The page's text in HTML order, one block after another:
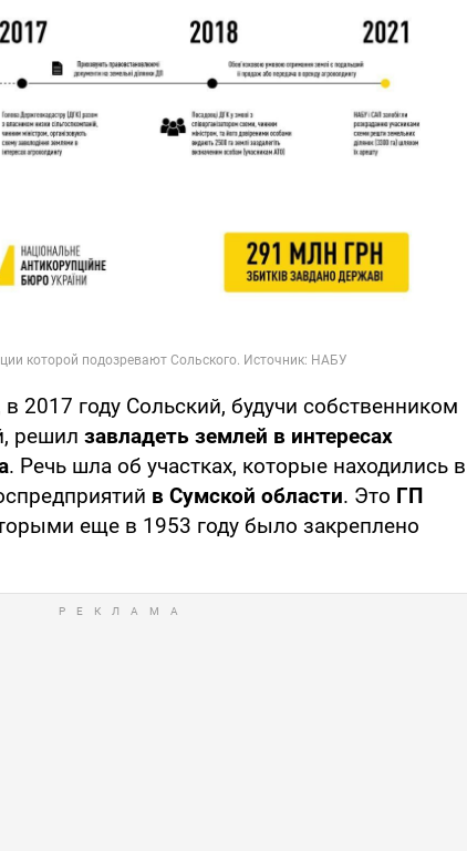
2017 году Сольский, будучи собственником
решил завладеть землей в интересах
. Речь шла об участках, которые находились в
в Сумской области. Это ГП
еще в 1953 году было закреплено